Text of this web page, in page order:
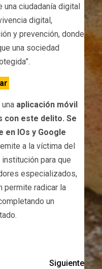
ciudadanía digital
digital,
y prevención, donde
una sociedad
aplicación móvil
con este delito. Se
en IOs y Google
a la víctima del
para que
especializados,
permite radicar la
un
Siguiente